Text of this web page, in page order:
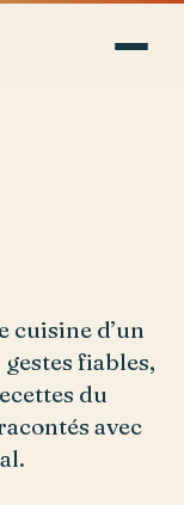
cuisine d’un
fiables,
du
avec